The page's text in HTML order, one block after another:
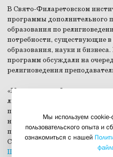
В Свято-Филаретовском
программы дополнительного
образования по
потребности, существующие
образования, науки и
программ обсуждали на
религиоведения
«Мы хотим, чтобы приходя
люди не только начинали
пространстве мировой
новые знания в своей
прокомментировала декан
СФИ кандидат философских
Шилкина
. — Поэтому для нас
Мы используем cookie-
пользовательского опыта и
ознакомиться с нашей